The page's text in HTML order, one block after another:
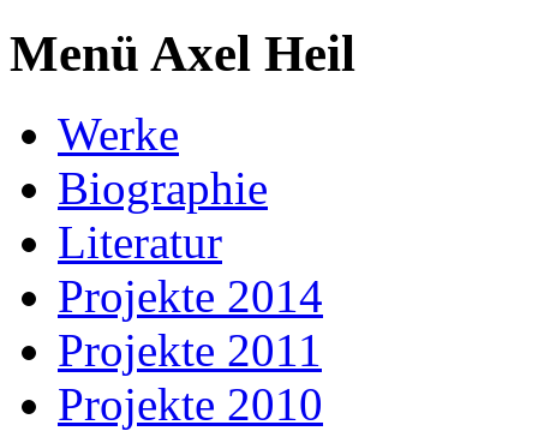
Menü Axel Heil
Werke
Biographie
Literatur
Projekte 2014
Projekte 2011
Projekte 2010